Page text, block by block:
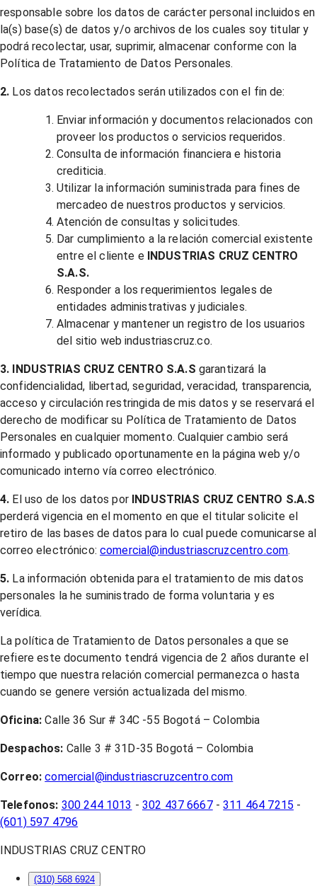
responsable sobre los datos de carácter personal incluidos en
la(s) base(s) de datos y/o archivos de los cuales soy titular y
podrá recolectar, usar, suprimir, almacenar conforme con la
Política de Tratamiento de Datos Personales.
2. Los datos recolectados serán utilizados con el fin de:
Enviar información y documentos relacionados con
proveer los productos o servicios requeridos.
Consulta de información financiera e historia
crediticia.
Utilizar la información suministrada para fines de
mercadeo de nuestros productos y servicios.
Atención de consultas y solicitudes.
Dar cumplimiento a la relación comercial existente
entre el cliente e INDUSTRIAS CRUZ CENTRO
S.A.S.
Responder a los requerimientos legales de
entidades administrativas y judiciales.
Almacenar y mantener un registro de los usuarios
del sitio web industriascruz.co.
3. INDUSTRIAS CRUZ CENTRO S.A.S garantizará la
confidencialidad, libertad, seguridad, veracidad, transparencia,
acceso y circulación restringida de mis datos y se reservará el
derecho de modificar su Política de Tratamiento de Datos
Personales en cualquier momento. Cualquier cambio será
informado y publicado oportunamente en la página web y/o
comunicado interno vía correo electrónico.
4. El uso de los datos por INDUSTRIAS CRUZ CENTRO S.A.S
perderá vigencia en el momento en que el titular solicite el
retiro de las bases de datos para lo cual puede comunicarse al
correo electrónico:comercial@industriascruzcentro.com.
5. La información obtenida para el tratamiento de mis datos
personales la he suministrado de forma voluntaria y es
verídica.
La política de Tratamiento de Datos personales a que se
refiere este documento tendrá vigencia de 2 años durante el
tiempo que nuestra relación comercial permanezca o hasta
cuando se genere versión actualizada del mismo.
Oficina:Calle 36 Sur # 34C -55 Bogotá – Colombia
Despachos: Calle 3 # 31D-35 Bogotá – Colombia
Correo:comercial@industriascruzcentro.com
Telefonos: 300 244 1013 - 302 437 6667-311 464 7215 -
(601) 597 4796
INDUSTRIAS CRUZ CENTRO
(310) 568 6924